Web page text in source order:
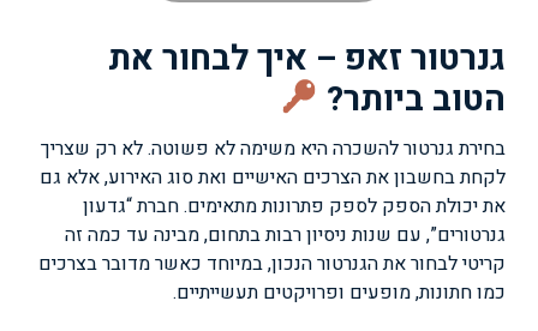
גנרטור זאפ – איך לבחור את
הטוב ביותר?
בחירת גנרטור להשכרה היא משימה לא פשוטה. לא רק שצריך
לקחת בחשבון את הצרכים האישיים ואת סוג האירוע, אלא גם
את יכולת הספק לספק פתרונות מתאימים. חברת “גדעון
גנרטורים”, עם שנות ניסיון רבות בתחום, מבינה עד כמה זה
קריטי לבחור את הגנרטור הנכון, במיוחד כאשר מדובר בצרכים
כמו חתונות, מופעים ופרויקטים תעשייתיים.